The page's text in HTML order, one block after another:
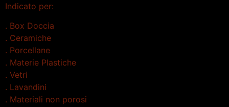
Indicato per:
. Box Doccia
. Ceramiche
. Porcellane
. Materie Plastiche
. Vetri
. Lavandini
. Materiali non porosi